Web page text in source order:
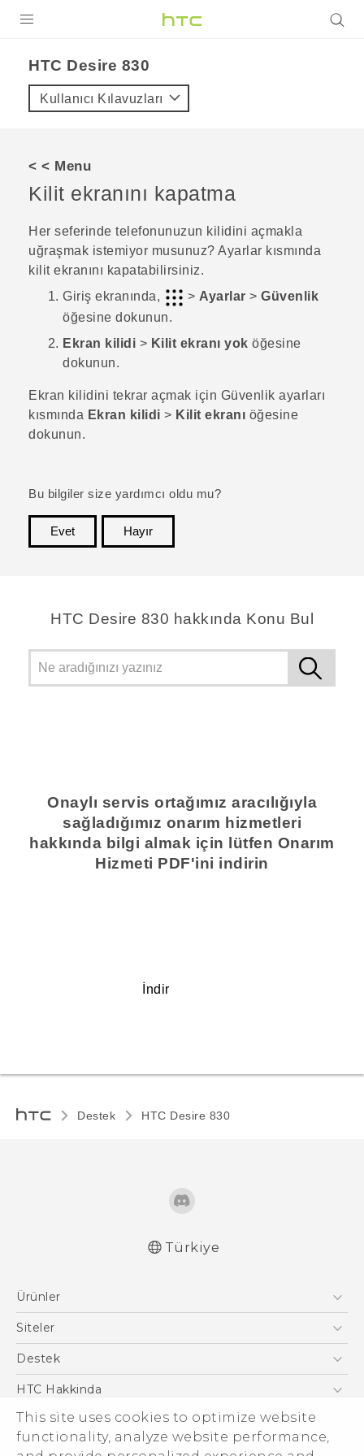
This site uses cookies to optimize website
functionality, analyze website performance,
VIVE
VIVERSE
DESTEK
HTC Desire 830‎
Kullanıcı Kılavuzları
< < Menu
Kilit ekranını kapatma
Her seferinde telefonunuzun kilidini açmakla
uğraşmak istemiyor musunuz? Ayarlar kısmında
kilit ekranını kapatabilirsiniz.
Giriş ekranında, > Ayarlar > Güvenlik
öğesine dokunun.
Ekran kilidi > Kilit ekranı yok öğesine
dokunun.
Ekran kilidini tekrar açmak için Güvenlik ayarları
kısmında Ekran kilidi > Kilit ekranı öğesine
dokunun.
Bu bilgiler size yardımcı oldu mu?
Evet
Hayır
HTC Desire 830 hakkında Konu Bul
Onaylı servis ortağımız aracılığıyla
sağladığımız onarım hizmetleri
hakkında bilgi almak için lütfen Onarım
Hizmeti PDF'ini indirin
İndir
Destek HTC Desire 830‎
Türkiye
Ürünler
Akıllı Telefonlar
VIVE
Siteler
HTC Dev
Destek
Destek Merkezi
HTC Hakkinda
ESG
Yatırımcı (İNGİLİZCE)